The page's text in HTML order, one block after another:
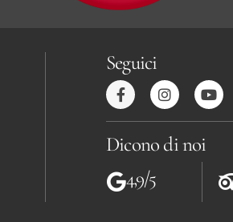
Seguici
Dicono di noi
4,9/5